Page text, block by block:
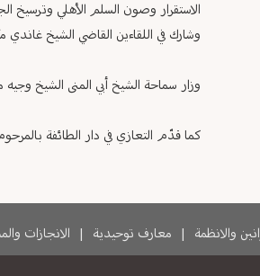
الاستقرار وصون السلم الأهلي وترسيخ
وشارك في اللقاءين القاضي الشيخ
وزار سماحة الشيخ أبي المنى الشيخ
كما قدّم التعازي في دار الطائفة
والانظمة | معارف توحيدية | الانجازات